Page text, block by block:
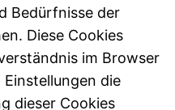
Bedürfnisse der
Diese Cookies
im Browser
die
dieser Cookies